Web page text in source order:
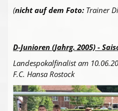
(nicht auf dem Foto: Trainer
D-Junioren (Jahrg. 2005) -
Landespokalfinalist am
F.C. Hansa Rostock